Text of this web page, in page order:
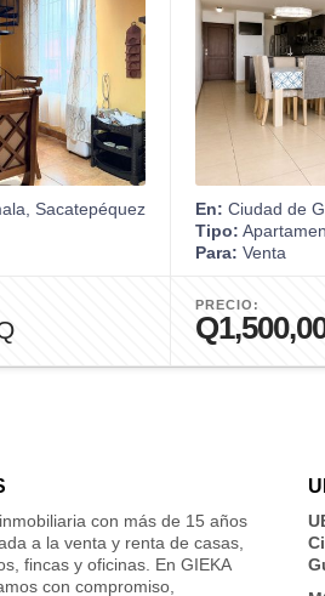
Sacatepéquez
En: Ciudad de
Tipo:
Para: Venta
PRECIO:
con más de 15 años
a la venta y renta de casas,
fincas y oficinas. En GIEKA
con compromiso,